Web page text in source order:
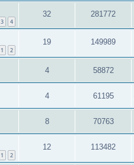
3 4
32 281772
1 2
19 149989
4 58872
4 61195
8 70763
1 2
12 113482